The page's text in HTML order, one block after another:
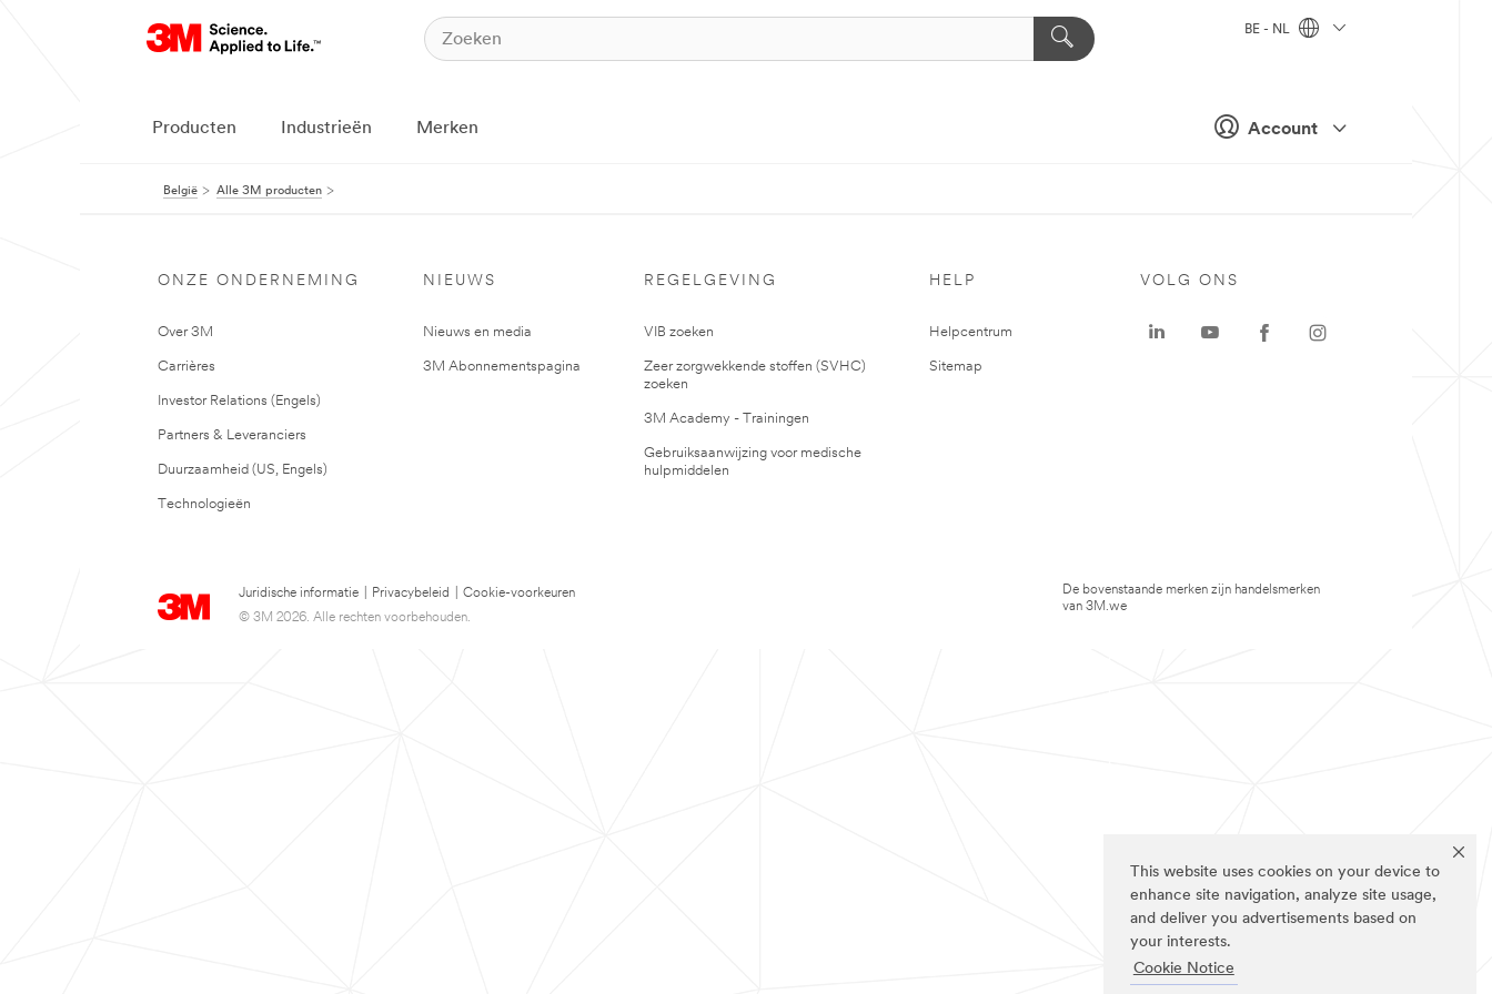
This website uses cookies on your device to
enhance site navigation, analyze site usage,
and deliver you advertisements based on
your interests.
Cookie Notice
Account
BE - NL
Producten Industrieën Merken
België Alle 3M producten
ONZE ONDERNEMING
Over 3M
Carrières
Investor Relations (Engels)
Partners & Leveranciers
Duurzaamheid (US, Engels)
Technologieën
NIEUWS
Nieuws en media
3M Abonnementspagina
REGELGEVING
VIB zoeken
Zeer zorgwekkende stoffen (SVHC)
zoeken
3M Academy - Trainingen
Gebruiksaanwijzing voor medische
hulpmiddelen
HELP
Helpcentrum
Sitemap
Juridische informatie Privacybeleid
Cookie-voorkeuren
© 3M 2026. Alle rechten voorbehouden.
VOLG ONS
De bovenstaande merken zijn handelsmerken
van 3M.we